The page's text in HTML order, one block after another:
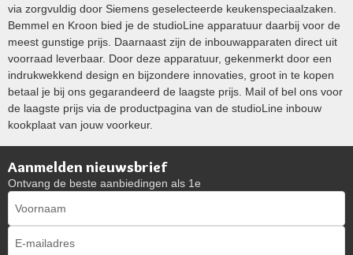
via zorgvuldig door Siemens geselecteerde keukenspeciaalzaken.
Bemmel en Kroon bied je de studioLine apparatuur daarbij voor de
meest gunstige prijs. Daarnaast zijn de inbouwapparaten direct uit
voorraad leverbaar. Door deze apparatuur, gekenmerkt door een
indrukwekkend design en bijzondere innovaties, groot in te kopen
betaal je bij ons gegarandeerd de laagste prijs. Mail of bel ons voor
de laagste prijs via de productpagina van de studioLine inbouw
kookplaat van jouw voorkeur.
Aanmelden nieuwsbrief
Ontvang de beste aanbiedingen als 1e